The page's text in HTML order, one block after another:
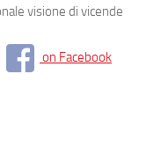
visione di vicende
on Facebook